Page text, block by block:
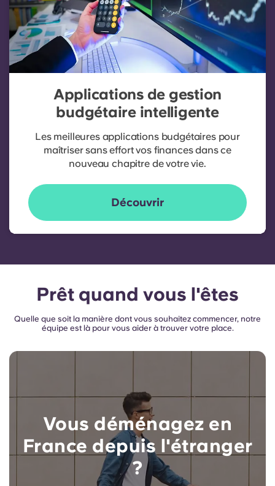
Applications de gestion
budgétaire intelligente
Les meilleures applications budgétaires pour
maîtriser sans effort vos finances dans ce
nouveau chapitre de votre vie.
Découvrir
Prêt quand vous l'êtes
Quelle que soit la manière dont vous souhaitez commencer, notre
équipe est là pour vous aider à trouver votre place.
Vous déménagez en
France depuis l'étranger
?